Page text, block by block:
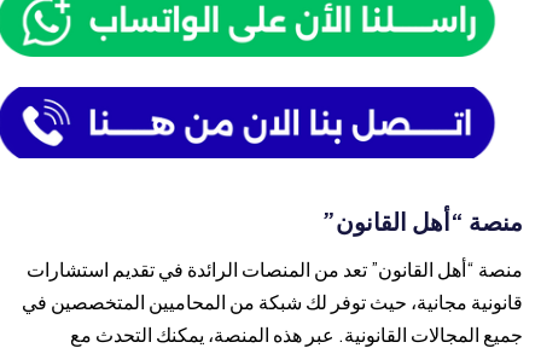
منصة “أهل القانون”
منصة “أهل القانون” تعد من المنصات الرائدة في تقديم استشارات
قانونية مجانية، حيث توفر لك شبكة من المحاميين المتخصصين في
جميع المجالات القانونية. عبر هذه المنصة، يمكنك التحدث مع